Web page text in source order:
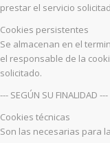
prestar el servicio
Cookies persistentes
Se almacenan en el
el responsable de la
solicitado.
--- SEGÚN SU FINALIDAD ---
Cookies técnicas
Son las necesarias para